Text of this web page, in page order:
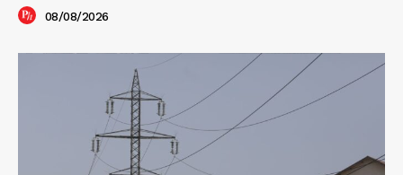
08/08/2026